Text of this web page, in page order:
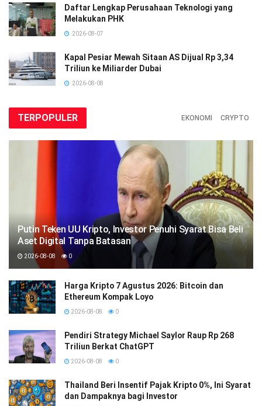
Daftar Lengkap Perusahaan Teknologi yang
Melakukan PHK
2026-08-07
Kapal Pesiar Mewah Sitaan AS Dijual Rp 3,34
Triliun ke Miliarder Dubai
2026-08-08
TERPOPULER EKONOMI CRYPTO
Putin Teken UU Kripto, Investor Penuhi Syarat Bisa Beli
Aset Digital Tanpa Batasan
2026-08-08 0
Harga Kripto 7 Agustus 2026: Bitcoin dan
Ethereum Kompak Loyo
2026-08-08 0
Pendiri Strategy Michael Saylor Raup Rp 268
Triliun Berkat ChatGPT
2026-08-08 0
Thailand Beri Insentif Pajak Kripto 0%, Ini Syarat
dan Dampaknya bagi Investor